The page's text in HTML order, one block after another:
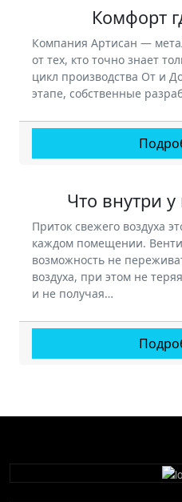
Комфорт
Компания Артисан —
от тех, кто точно знает
цикл производства От и
этапе, собственные
Что внутри
Приток свежего воздуха
каждом помещении.
возможность не
воздуха, при этом не
и не получая…